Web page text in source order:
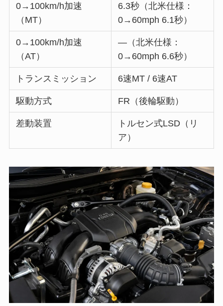
0→100km/h加速
（MT）
6.3秒（北米仕様：
0→60mph 6.1秒）
0→100km/h加速
（AT）
―（北米仕様：
0→60mph 6.6秒）
トランスミッション 6速MT / 6速AT
駆動方式 FR（後輪駆動）
差動装置
トルセン式LSD（リ
ア）